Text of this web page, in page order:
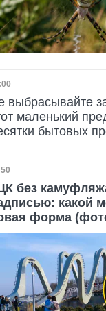
публикации
выбрасывайте
маленький
бытовых
публикации
без
какой
форма